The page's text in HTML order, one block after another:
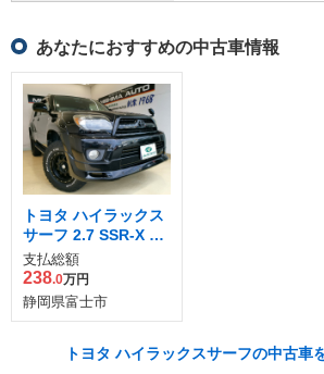
あなたにおすすめの中古車情報
トヨタ ハイラックス
サーフ 2.7 SSR-X V
セレクション 4WD
支払総額
238.0万円
静岡県富士市
トヨタ ハイラックスサーフの中古車